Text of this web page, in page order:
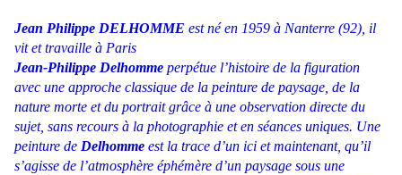
Jean Philippe DELHOMME est né en 1959 à Nanterre (92), il
vit et travaille à Paris
Jean-Philippe Delhomme perpétue l’histoire de la figuration
avec une approche classique de la peinture de paysage, de la
nature morte et du portrait grâce à une observation directe du
sujet, sans recours à la photographie et en séances uniques. Une
peinture de Delhomme est la trace d’un ici et maintenant, qu’il
s’agisse de l’atmosphère éphémère d’un paysage sous une